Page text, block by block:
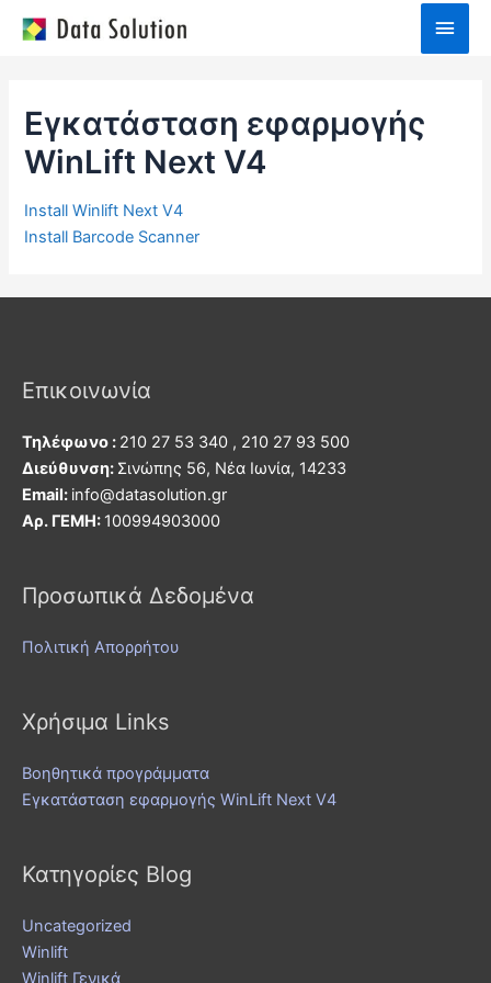
Main
Εγκατάσταση εφαρμογής
WinLift Next V4
Install Winlift Next V4
Install Barcode Scanner
Επικοινωνία
Τηλέφωνο : 210 27 53 340 , 210 27 93 500
Διεύθυνση: Σινώπης 56, Νέα Ιωνία, 14233
Εmail: info@datasolution.gr
Αρ. ΓΕΜΗ: 100994903000
Προσωπικά Δεδομένα
Πολιτική Απορρήτου
Χρήσιμα Links
Βοηθητικά προγράμματα
Εγκατάσταση εφαρμογής WinLift Next V4
Κατηγορίες Blog
Uncategorized
Winlift
Winlift Γενικά